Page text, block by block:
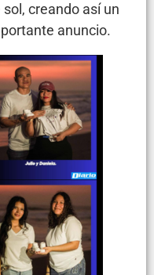
creando así un
anuncio.